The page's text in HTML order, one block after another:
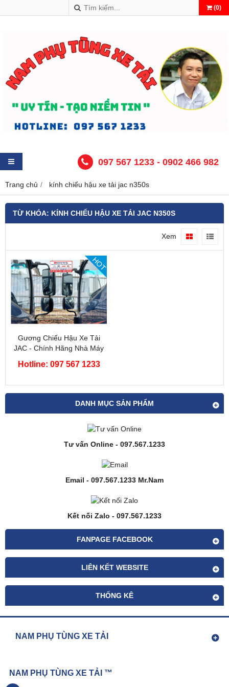
(0)
097 567 1233 - 0902 466 982
Trang chủ kính chiếu hậu xe tải jac n350s
DANH MỤC SẢN PHẨM
Tư vấn Online - 097.567.1233
Email - 097.567.1233 Mr.Nam
Kết nối Zalo - 097.567.1233
FANPAGE FACEBOOK
LIÊN KẾT WEBSITE
THỐNG KÊ
TỪ KHÓA: KÍNH CHIẾU HẬU XE TẢI JAC N350S
Xem
HOT
Gương Chiếu Hậu Xe Tải
JAC - Chính Hãng Nhà Máy
Hotline: 097 567 1233
NAM PHỤ TÙNG XE TẢI
NAM PHỤ TÙNG XE TẢI ™